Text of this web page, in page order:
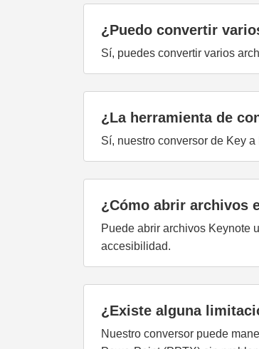
¿Puedo convertir
Sí, puedes convertir varios
¿La herramienta de
Sí, nuestro conversor de Key
¿Cómo abrir archivos
Puede abrir archivos Keynote
accesibilidad.
¿Existe alguna
Nuestro conversor puede